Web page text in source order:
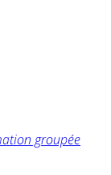
groupée